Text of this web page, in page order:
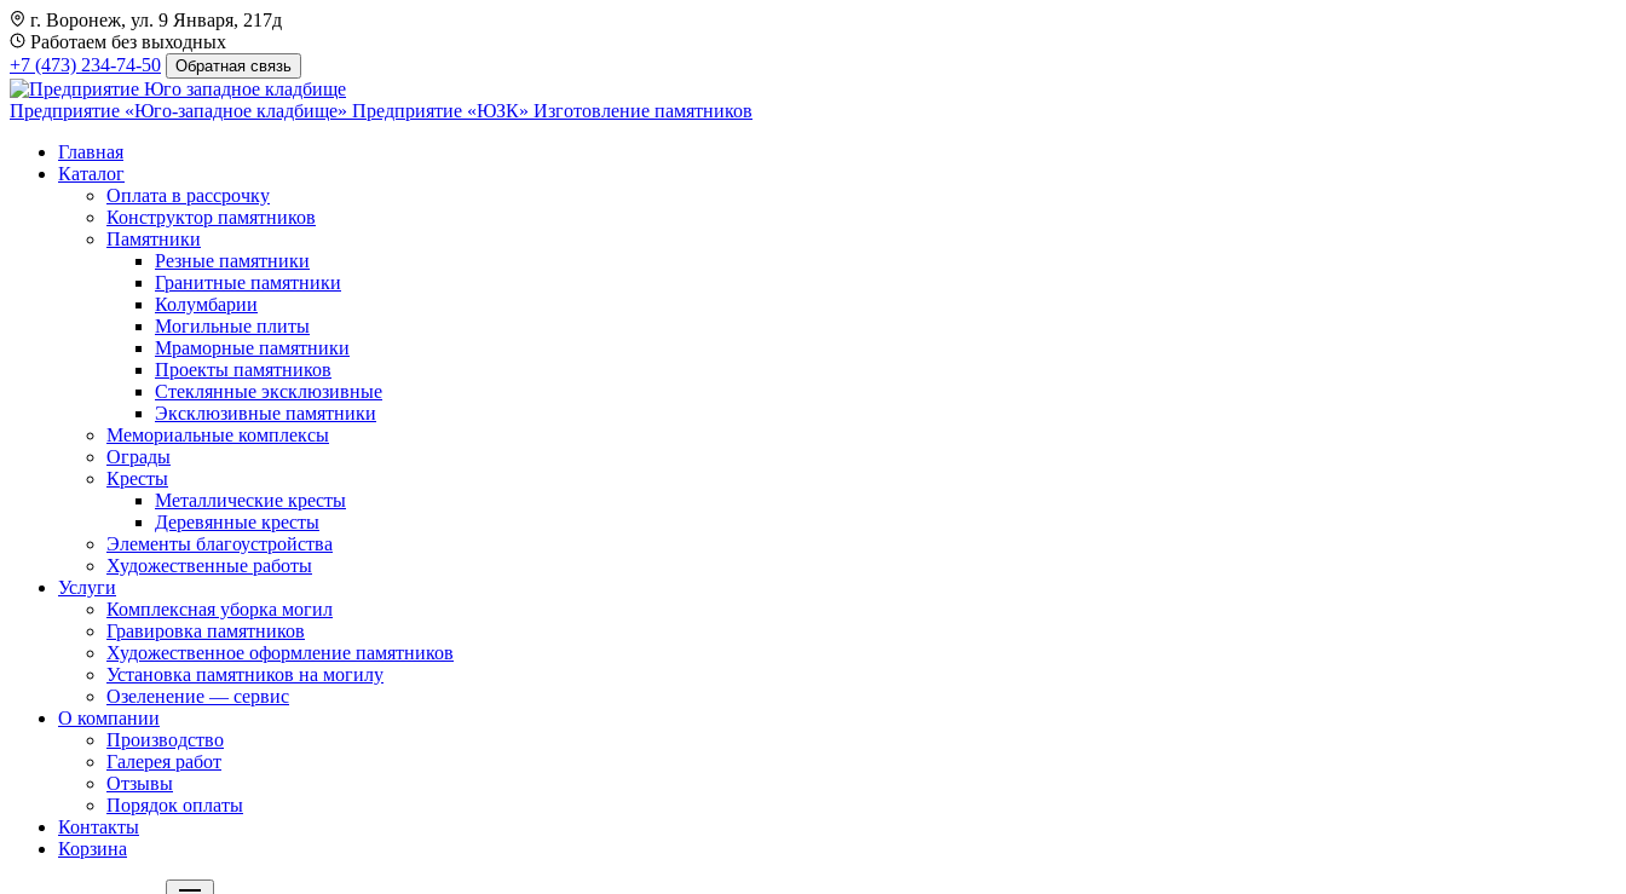
г. Воронеж, ул. 9 Января, 217д
Работаем без выходных
+7 (473) 234-74-50
Обратная связь
Предприятие «Юго-западное кладбище» Предприятие «ЮЗК» Изготовление памятников
Главная
Каталог
Оплата в рассрочку
Конструктор памятников
Памятники
Резные памятники
Гранитные памятники
Колумбарии
Могильные плиты
Мраморные памятники
Проекты памятников
Стеклянные эксклюзивные
Эксклюзивные памятники
Мемориальные комплексы
Ограды
Кресты
Металлические кресты
Деревянные кресты
Элементы благоустройства
Художественные работы
Услуги
Комплексная уборка могил
Гравировка памятников
Художественное оформление памятников
Установка памятников на могилу
Озеленение — сервис
О компании
Производство
Галерея работ
Отзывы
Порядок оплаты
Контакты
Корзина